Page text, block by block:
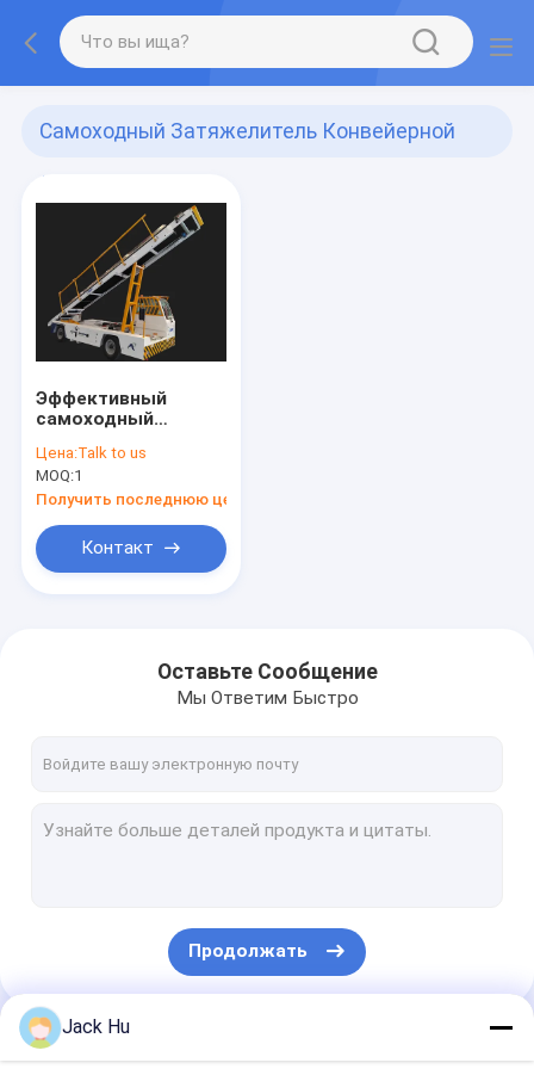
Самоходный Затяжелитель Конвейерной
Ленты
Эффективный
самоходный
конвейерной ленты
нагружая и с
нагружать
Цена:Talk to us
MOQ:1
Получить последнюю цену
Контакт
Оставьте Сообщение
Мы Ответим Быстро
Продолжать
Наши Категории
Jack Hu